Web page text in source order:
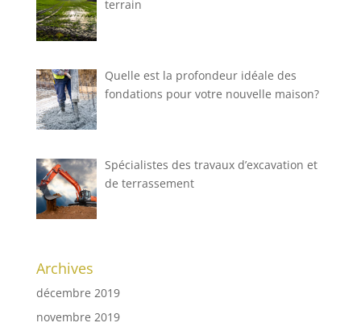
terrain
Quelle est la profondeur idéale des
fondations pour votre nouvelle maison?
Spécialistes des travaux d’excavation et
de terrassement
Archives
décembre 2019
novembre 2019